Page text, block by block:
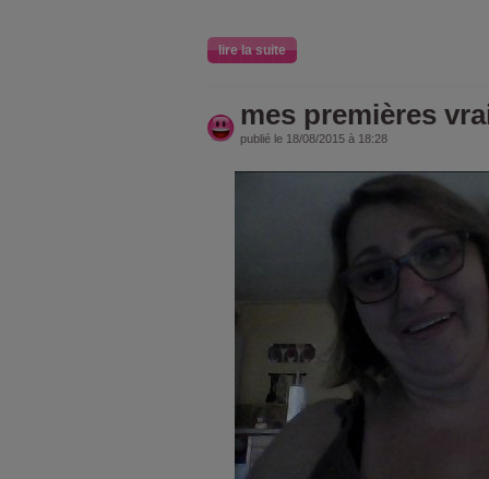
lire la suite
mes premières
publié le 18/08/2015 à 18:28